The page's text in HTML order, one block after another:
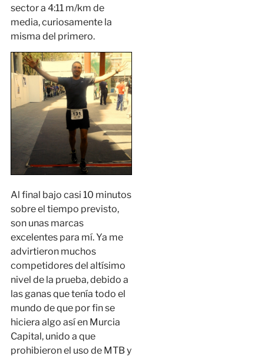
sector a 4:11 m/km de
media, curiosamente la
misma del primero.
Al final bajo casi 10 minutos
sobre el tiempo previsto,
son unas marcas
excelentes para mí. Ya me
advirtieron muchos
competidores del altísimo
nivel de la prueba, debido a
las ganas que tenía todo el
mundo de que por fin se
hiciera algo así en Murcia
Capital, unido a que
prohibieron el uso de MTB y